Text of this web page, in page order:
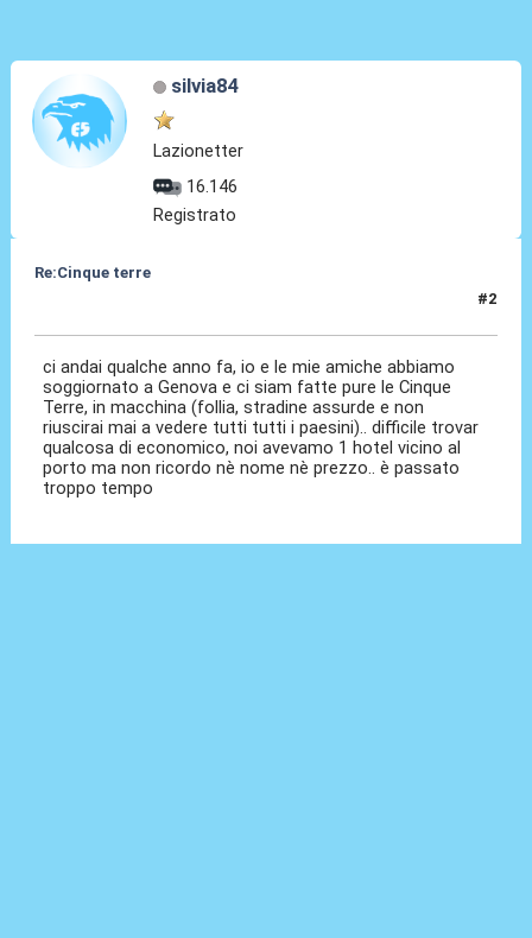
silvia84
Lazionetter
16.146
Registrato
Re:Cinque terre
#2
ci andai qualche anno fa, io e le mie amiche abbiamo
soggiornato a Genova e ci siam fatte pure le Cinque
Terre, in macchina (follia, stradine assurde e non
riuscirai mai a vedere tutti tutti i paesini).. difficile trovar
qualcosa di economico, noi avevamo 1 hotel vicino al
porto ma non ricordo nè nome nè prezzo.. è passato
troppo tempo